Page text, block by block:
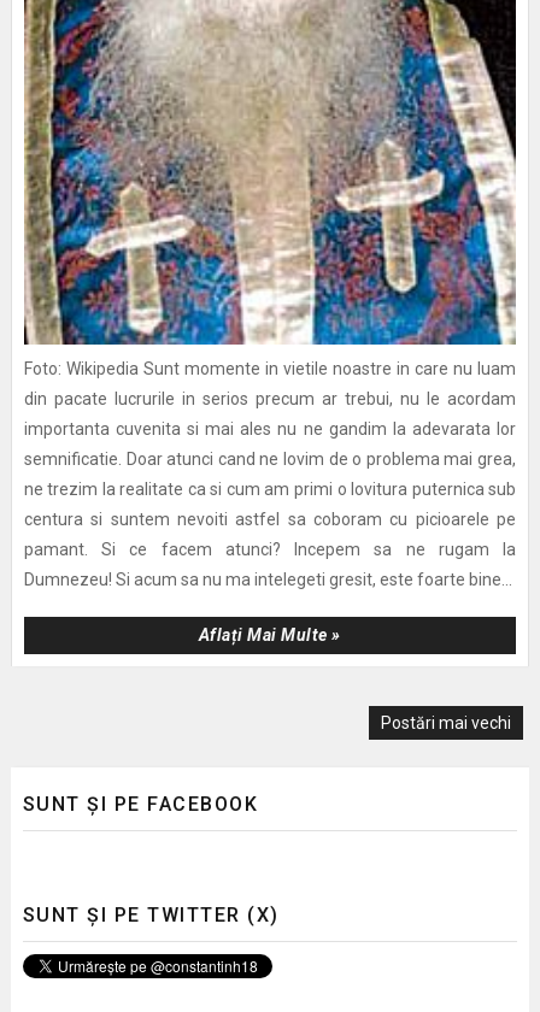
Foto: Wikipedia Sunt momente in vietile noastre in care nu luam
din pacate lucrurile in serios precum ar trebui, nu le acordam
importanta cuvenita si mai ales nu ne gandim la adevarata lor
semnificatie. Doar atunci cand ne lovim de o problema mai grea,
ne trezim la realitate ca si cum am primi o lovitura puternica sub
centura si suntem nevoiti astfel sa coboram cu picioarele pe
pamant. Si ce facem atunci? Incepem sa ne rugam la
Dumnezeu! Si acum sa nu ma intelegeti gresit, este foarte bine...
Aflați Mai Multe »
Postări mai vechi
SUNT ȘI PE FACEBOOK
SUNT ȘI PE TWITTER (X)